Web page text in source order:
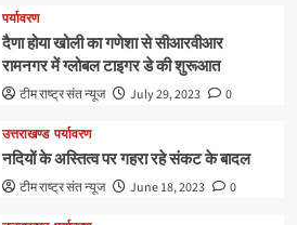
पर्यावरण
दैणा होया खोली का गणेशा से सीआरवीआर
रामनगर में ग्लोबल टाइगर डे की शुरूआत
टीम राष्ट्र संत न्यूज July 29, 2023 0
उत्तराखण्ड पर्यावरण
नदियों के अस्तित्व पर गहरा रहे संकट के बादल
टीम राष्ट्र संत न्यूज June 18, 2023 0